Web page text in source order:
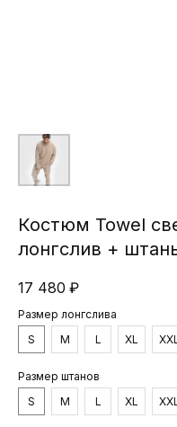
Костюм Towel
лонгслив +
17 480 ₽
Размер лонгслива
S
M L XL
Размер штанов
S
M L XL